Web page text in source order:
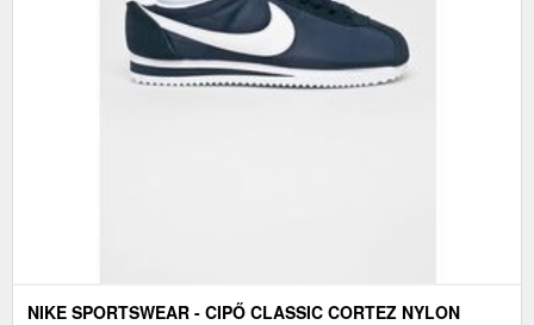
NIKE SPORTSWEAR - CIPŐ CLASSIC CORTEZ NYLON